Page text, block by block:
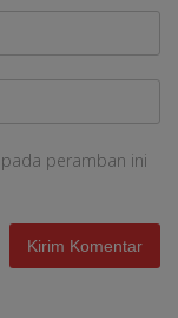
peramban ini